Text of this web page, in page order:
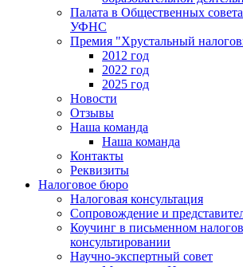
Палата в Общественных
УФНС
Премия "Хрустальный
2012 год
2022 год
2025 год
Новости
Отзывы
Наша команда
Наша команда
Контакты
Реквизиты
Налоговое бюро
Налоговая консультация
Cопровождение и
Коучинг в письменном
консультировании
Научно-экспертный совет